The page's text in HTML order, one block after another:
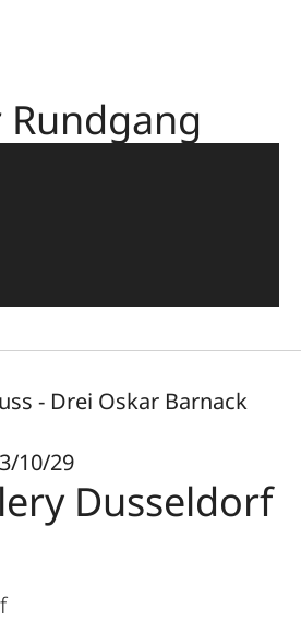
- Drei Oskar Barnack
10/29
Dusseldorf